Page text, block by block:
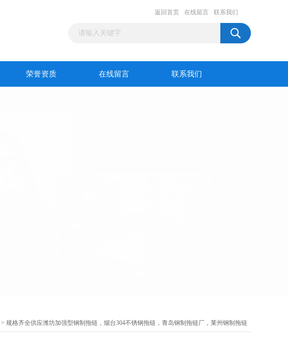
返回首页 在线留言 联系我们
荣誉资质 在线留言 联系我们
> 规格齐全供应潍坊加强型钢制拖链，烟台304不锈钢拖链，青岛钢制拖链厂，莱州钢制拖链